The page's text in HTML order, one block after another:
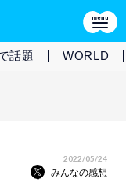
話題 WORLD
2022/05/24
みんなの感想